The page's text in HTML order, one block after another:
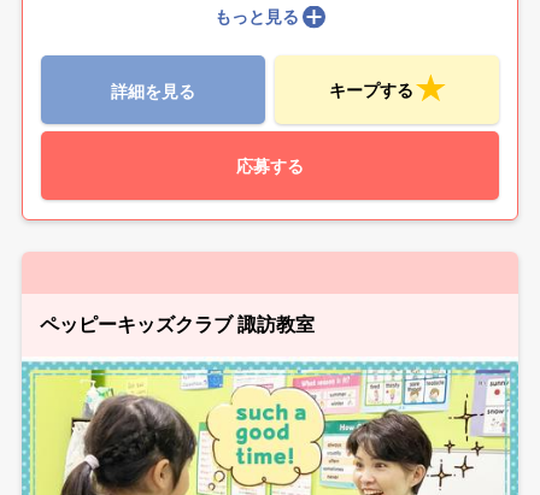
もっと見る
詳細を見る キープする
応募する
ペッピーキッズクラブ 諏訪教室